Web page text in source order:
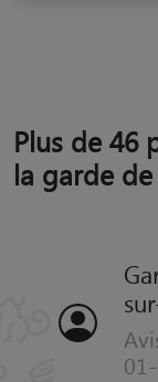
Plus de 46
la garde